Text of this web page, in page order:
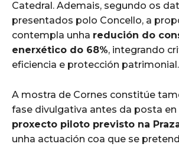
Catedral. Ademais, segundo os
presentados polo Concello, a
contempla unha redución do
enerxético do 68%, integrando
eficiencia e protección patrimonial.
A mostra de Cornes constitúe
fase divulgativa antes da posta
proxecto piloto previsto na
unha actuación coa que se